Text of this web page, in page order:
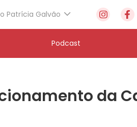
Patrícia Galvão
Podcast
da